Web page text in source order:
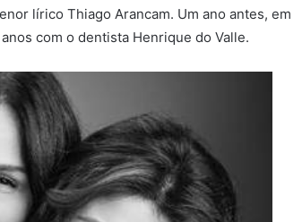
lírico Thiago Arancam. Um ano antes, em
com o dentista Henrique do Valle.